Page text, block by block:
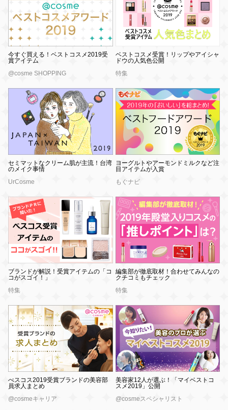
今すぐ買える！ベストコスメ2019受
賞アイテム
@cosme SHOPPING
ベストコスメ受賞！リップやアイシャ
ドウの人気色公開
特集
セミマットなクリーム肌が主流！台湾
のメイク事情
UrCosme
ヨーグルトやアーモンドミルクなど注
目アイテムが入賞
もぐナビ
ブランドが解説！受賞アイテムの「コ
コがスゴイ！」
特集
編集部が徹底取材！合わせてみんなの
クチコミもチェック
特集
べスコス2019受賞ブランドの美容部
員求人まとめ
@cosmeキャリア
美容家12人が選ぶ！「マイベストコ
スメ2019」公開
@cosmeスペシャリスト